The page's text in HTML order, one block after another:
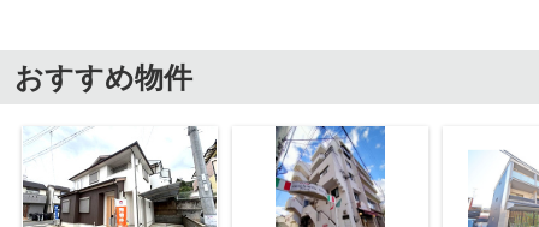
おすすめ物件